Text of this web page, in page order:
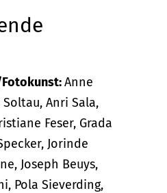
Anne
Anri Sala,
Feser, Grada
Jorinde
Joseph Beuys,
Pola Sieverding,